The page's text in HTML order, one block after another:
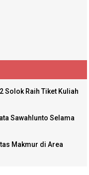
Solok Raih Tiket Kuliah
Sawahlunto Selama
Makmur di Area